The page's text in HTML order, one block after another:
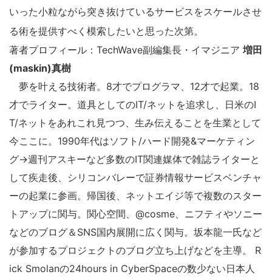
いった小粒ながら突き抜けているサービスをスケールさせ
る術を提供すべく模索したいと思った次第。
著者プロフィール：TechWave副編集長・イマジニア 増田
(maskin)真樹
夢を叶える技術者。8才でプログラマ、12才で起業。18
才でライター。道具としてのIT/ネットを追求し、日米のI
T/ネットをあれこれ見つつ、生み伝えることを生業として
今ここに。1990年代はソフト/ハード開発&マーケティン
グ→週刊アスキーなど多数のIT関連媒体で雑誌ライターと
して疾走後、シリコンバレーで証券情報サービスベンチャ
ーの起業に参画。帰国後、ネットエイジ等で複数のスター
トアップに関与。関心空間、@cosme、ニフティやソニー
などのブログ＆SNS国内展開に広く関与。坂本龍一氏など
が参加するプロジェクトのブログ立ち上げなどを主導。 R
ick Smolanの24hours in CyberSpaceの数少ない日本人
こ
の
サ
イ
ト
を